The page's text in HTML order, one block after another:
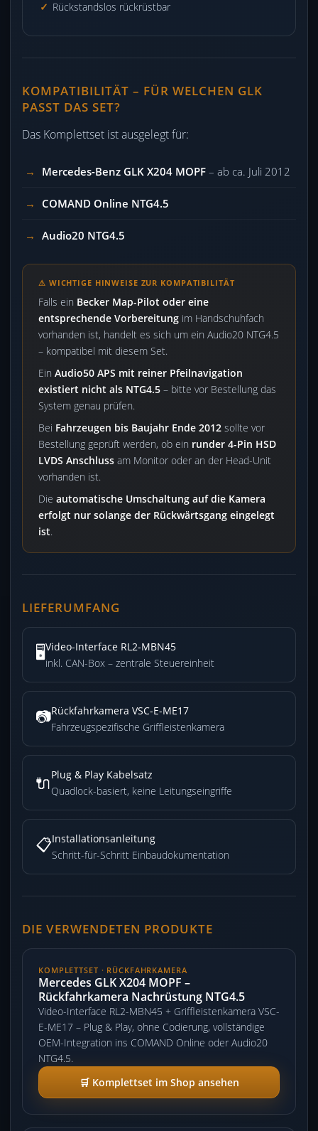
Rückstandslos rückrüstbar
KOMPATIBILITÄT – FÜR WELCHEN GLK
PASST DAS SET?
Das Komplettset ist ausgelegt für:
Mercedes-Benz GLK X204 MOPF – ab ca. Juli 2012
COMAND Online NTG4.5
Audio20 NTG4.5
⚠ WICHTIGE HINWEISE ZUR KOMPATIBILITÄT
Falls ein Becker Map-Pilot oder eine
entsprechende Vorbereitung im Handschuhfach
vorhanden ist, handelt es sich um ein Audio20 NTG4.5
– kompatibel mit diesem Set.
Ein Audio50 APS mit reiner Pfeilnavigation
existiert nicht als NTG4.5 – bitte vor Bestellung das
System genau prüfen.
Bei Fahrzeugen bis Baujahr Ende 2012 sollte vor
Bestellung geprüft werden, ob ein runder 4-Pin HSD
LVDS Anschluss am Monitor oder an der Head-Unit
vorhanden ist.
Die automatische Umschaltung auf die Kamera
erfolgt nur solange der Rückwärtsgang eingelegt
ist.
LIEFERUMFANG
🖥️Video-Interface RL2-MBN45
inkl. CAN-Box – zentrale Steuereinheit
📷Rückfahrkamera VSC-E-ME17
Fahrzeugspezifische Griffleistenkamera
🔌Plug & Play Kabelsatz
Quadlock-basiert, keine Leitungseingriffe
📋Installationsanleitung
Schritt-für-Schritt Einbaudokumentation
DIE VERWENDETEN PRODUKTE
KOMPLETTSET · RÜCKFAHRKAMERA
Mercedes GLK X204 MOPF –
Rückfahrkamera Nachrüstung NTG4.5
Video-Interface RL2-MBN45 + Griffleistenkamera VSC-
E-ME17 – Plug & Play, ohne Codierung, vollständige
OEM-Integration ins COMAND Online oder Audio20
NTG4.5.
🛒 Komplettset im Shop ansehen